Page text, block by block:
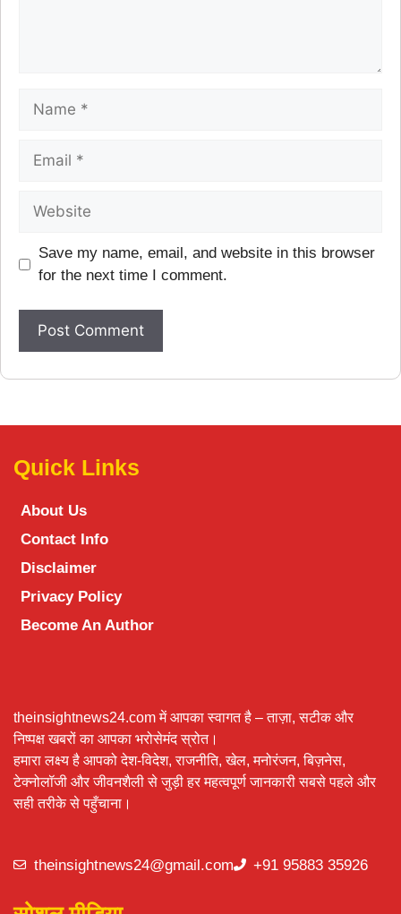
Save my name, email, and website in this browser
for the next time I comment.
Quick Links
About Us
Contact Info
Disclaimer
Privacy Policy
Become An Author
theinsightnews24.com में आपका स्वागत है – ताज़ा, सटीक और
निष्पक्ष खबरों का आपका भरोसेमंद स्रोत।
हमारा लक्ष्य है आपको देश-विदेश, राजनीति, खेल, मनोरंजन, बिज़नेस,
टेक्नोलॉजी और जीवनशैली से जुड़ी हर महत्वपूर्ण जानकारी सबसे पहले और
सही तरीके से पहुँचाना।
theinsightnews24@gmail.com +91 95883 35926